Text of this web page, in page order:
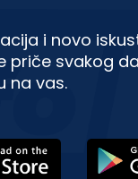
i novo
priče svakog
na vas.